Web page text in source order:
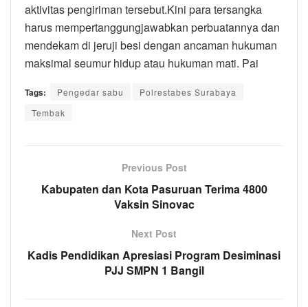
aktivitas pengiriman tersebut.Kini para tersangka
harus mempertanggungjawabkan perbuatannya dan
mendekam di jeruji besi dengan ancaman hukuman
maksimal seumur hidup atau hukuman mati. Pai
Tags: Pengedar sabu
Polrestabes Surabaya
Tembak
Previous Post
Kabupaten dan Kota Pasuruan Terima 4800
Vaksin Sinovac
Next Post
Kadis Pendidikan Apresiasi Program Desiminasi
PJJ SMPN 1 Bangil